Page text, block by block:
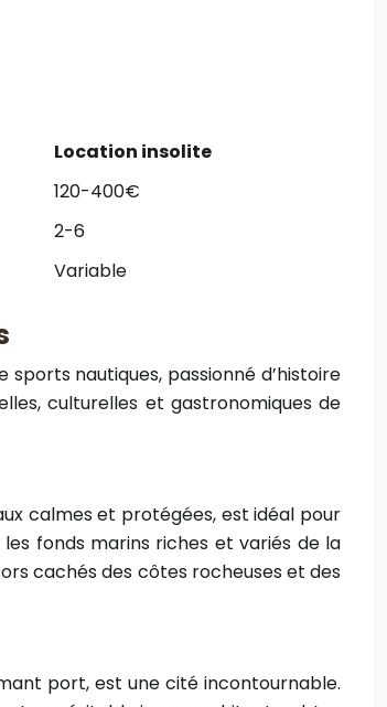
Location insolite
120-400€
2-6
Variable
nautiques, passionné d’histoire
culturelles et gastronomiques de
calmes et protégées, est idéal pour
fonds marins riches et variés de la
cachés des côtes rocheuses et des
port, est une cité incontournable.